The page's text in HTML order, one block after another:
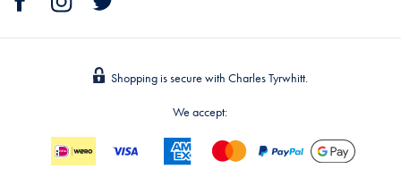
Shopping is secure with Charles Tyrwhitt.
We accept: